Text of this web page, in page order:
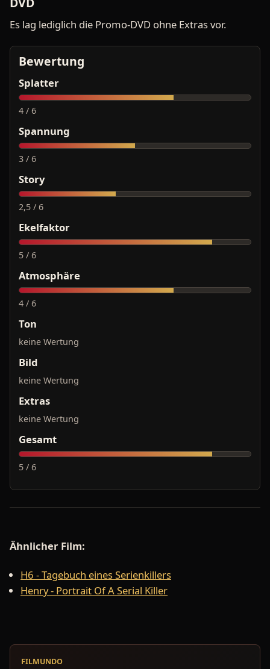
Es lag lediglich die Promo-DVD ohne Extras vor.
Bewertung
Splatter
4 / 6
Spannung
3 / 6
Story
2,5 / 6
Ekelfaktor
5 / 6
Atmosphäre
4 / 6
Ton
keine Wertung
Bild
keine Wertung
Extras
keine Wertung
Gesamt
5 / 6
Ähnlicher Film:
H6 - Tagebuch eines Serienkillers
Henry - Portrait Of A Serial Killer
FILMUNDO